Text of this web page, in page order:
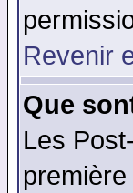
Revenir
Que
Les